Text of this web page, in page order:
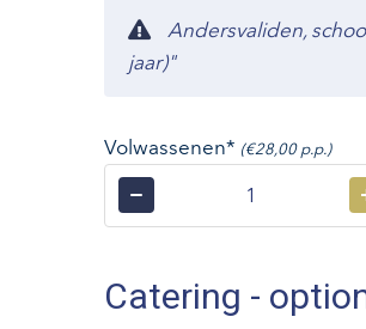
Andersvaliden,
jaar)"
Volwassenen* (€28,00 p.p.)
−
Catering -